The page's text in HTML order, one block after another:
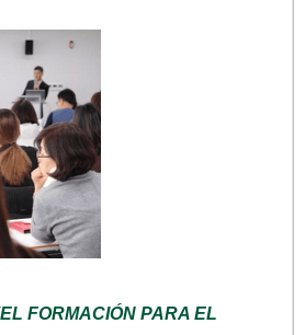
FORMACIÓN PARA EL